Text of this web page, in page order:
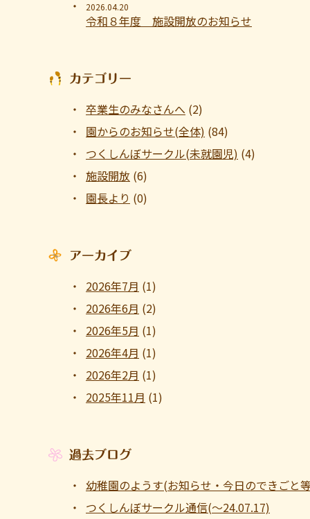
2026.04.20
令和８年度 施設開放のお知らせ
カテゴリー
卒業生のみなさんへ (2)
園からのお知らせ(全体) (84)
つくしんぼサークル(未就園児) (4)
施設開放 (6)
園長より (0)
アーカイブ
2026年7月 (1)
2026年6月 (2)
2026年5月 (1)
2026年4月 (1)
2026年2月 (1)
2025年11月 (1)
過去ブログ
幼稚園のようす(お知らせ・今日のできご
つくしんぼサークル通信(～24.07.17)